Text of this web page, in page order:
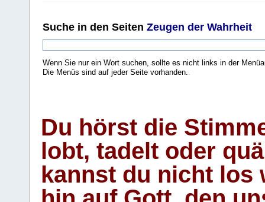
Suche in den Seiten Zeugen der Wahrheit
Wenn Sie nur ein Wort suchen, sollte es nicht links in der
Die Menüs sind auf jeder Seite vorhanden.
Du hörst die
lobt, tadelt oder
kannst du nicht los